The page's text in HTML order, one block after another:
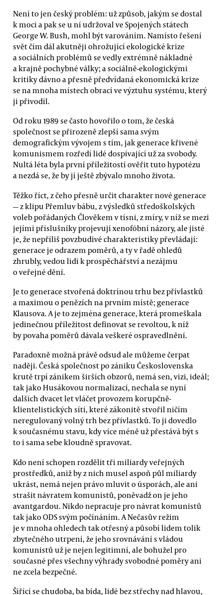
Není to jen český problém: už způsob, jakým se dostal
k moci a pak se u ní udržoval ve Spojených státech
George W. Bush, mohl být varováním. Namísto řešení
svět čím dál akutněji ohrožující ekologické krize
a sociálních problémů se vedly extrémně nákladné
a krajně pochybné války; a sociálně-ekologickými
kritiky dávno a přesně předvídaná ekonomická krize
se na mnoha místech obrací ve výztuhu systému, který
ji přivodil.
Od roku 1989 se často hovořilo o tom, že česká
společnost se přirozeně zlepší sama svým
demografickým vývojem s tím, jak generace křivené
komunismem rozředí lidé dospívající už za svobody.
Nultá léta byla první příležitostí ověřit tuto hypotézu
a nezdá se, že by jí ještě zbývalo mnoho života.
Těžko říct, z čeho přesně určit charakter nové generace
— z klipu Přemluv bábu, z výsledků středoškolských
voleb pořádaných Člověkem v tísni, z míry, v níž se mezi
jejími příslušníky projevují xenofóbní názory, ale jisté
je, že nepříliš povzbudivé charakteristiky převládají:
generace je odrazem poměrů, a ty v řadě ohledů
zhrubly, vedou lidi k prospěchářství a nezájmu
o veřejné dění.
Je to generace stvořená doktrínou trhu bez přívlastků
a maximou o penězích na prvním místě; generace
Klausova. A je to zejména generace, která promeškala
jedinečnou příležitost definovat se revoltou, k níž
by povaha poměrů dávala veškeré ospravedlnění.
Paradoxně možná právě odsud ale můžeme čerpat
naději. Česká společnost po zániku Československa
krutě trpí zánikem širších obzorů, nemá sen, vizi, ideál;
tak jako Husákovou normalizací, nechala se nyní
dalších dvacet let vláčet provozem korupčně-
klientelistických sítí, které zákonitě stvořil ničím
neregulovaný volný trh bez přívlastků. To ji dovedlo
k současnému stavu, kdy více méně už přestává být s
to i sama sebe kloudně spravovat.
Kdo není schopen rozdělit tři miliardy veřejných
prostředků, aniž by z nich musel aspoň půl miliardy
ukrást, nemá nejen právo mluvit o úsporách, ale ani
strašit návratem komunistů, poněvadž on je jeho
avantgardou. Nikdo nepracuje pro návrat komunistů
tak jako ODS svým počínáním. A Nečasův režim
je v mnoha ohledech tak otřesný a působí lidem tolik
zbytečného utrpení, že jeho srovnávání s vládou
komunistů už je nejen legitimní, ale bohužel pro
současné přes všechny výhrady svobodné poměry ani
ne zcela bezpečné.
Šířící se chudoba, ba bída, lidé bez střechy nad hlavou,